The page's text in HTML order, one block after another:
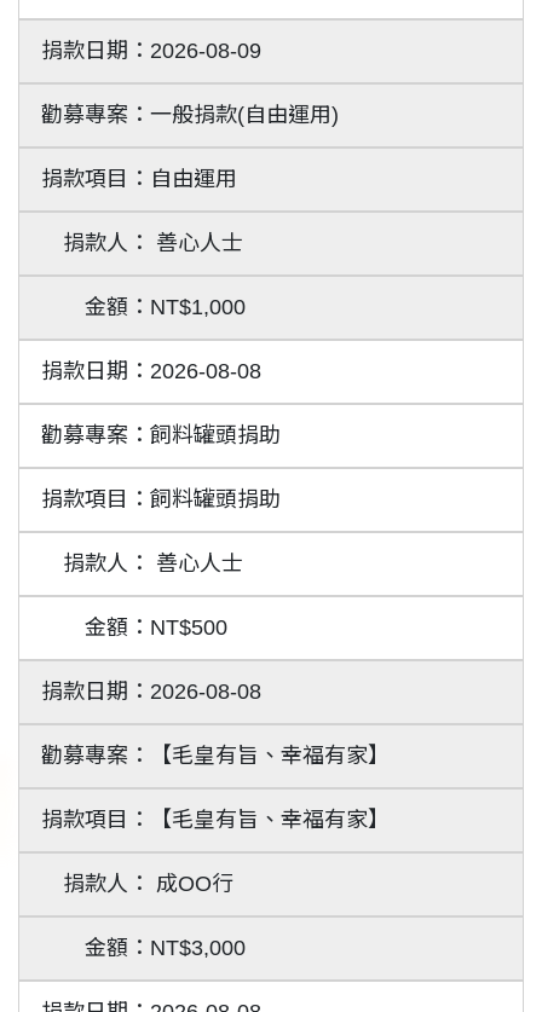
2026-08-09
一般捐款(自由運用)
自由運用
善心人士
NT$1,000
2026-08-08
飼料罐頭捐助
飼料罐頭捐助
善心人士
NT$500
2026-08-08
【毛皇有旨、幸福有家】
【毛皇有旨、幸福有家】
成OO行
NT$3,000